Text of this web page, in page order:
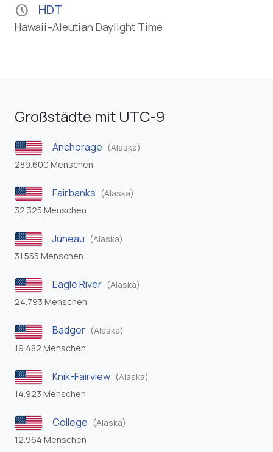
schedule HDT
Hawaii–Aleutian Daylight Time
Großstädte mit UTC-9
Anchorage (Alaska)
289.600 Menschen
Fairbanks (Alaska)
32.325 Menschen
Juneau (Alaska)
31.555 Menschen
Eagle River (Alaska)
24.793 Menschen
Badger (Alaska)
19.482 Menschen
Knik-Fairview (Alaska)
14.923 Menschen
College (Alaska)
12.964 Menschen